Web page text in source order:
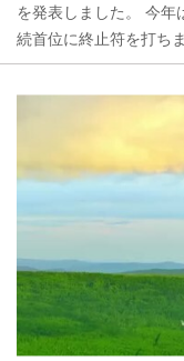
を発表しました。 今年
続首位に終止符を打ち